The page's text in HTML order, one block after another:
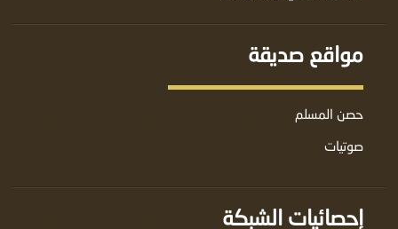
مواقع صديقة
حصن المسلم
صوتيات
إحصائيات الشبكة